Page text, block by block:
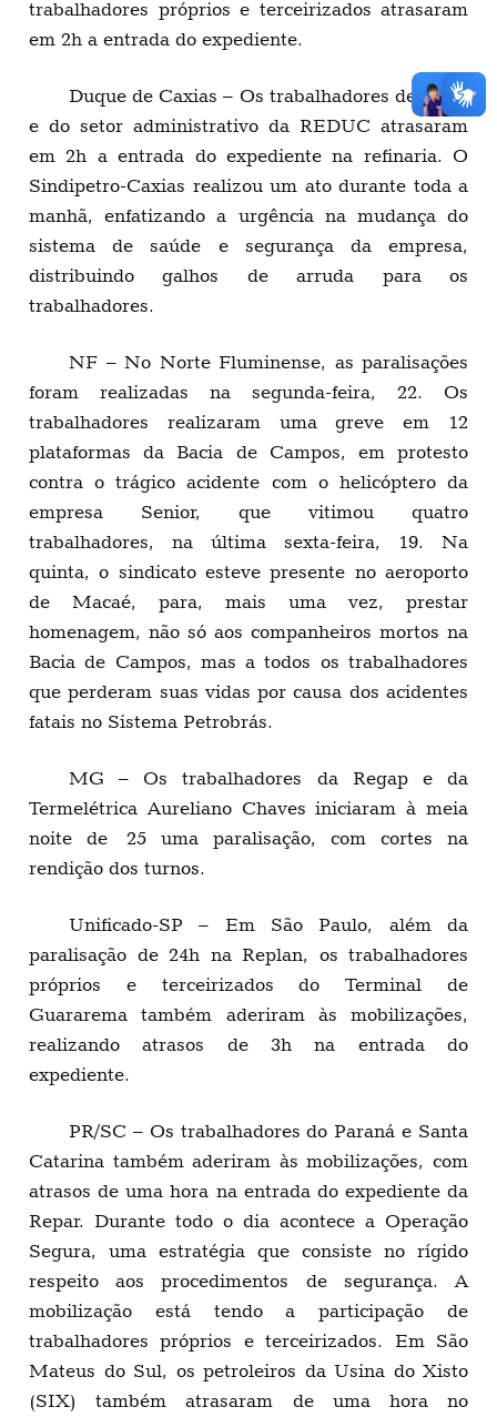
trabalhadores próprios e terceirizados atrasaram
em 2h a entrada do expediente.
Duque de Caxias – Os trabalhadores de turno
e do setor administrativo da REDUC atrasaram
em 2h a entrada do expediente na refinaria. O
Sindipetro-Caxias realizou um ato durante toda a
manhã, enfatizando a urgência na mudança do
sistema de saúde e segurança da empresa,
distribuindo galhos de arruda para os
trabalhadores.
NF – No Norte Fluminense, as paralisações
foram realizadas na segunda-feira, 22. Os
trabalhadores realizaram uma greve em 12
plataformas da Bacia de Campos, em protesto
contra o trágico acidente com o helicóptero da
empresa Senior, que vitimou quatro
trabalhadores, na última sexta-feira, 19. Na
quinta, o sindicato esteve presente no aeroporto
de Macaé, para, mais uma vez, prestar
homenagem, não só aos companheiros mortos na
Bacia de Campos, mas a todos os trabalhadores
que perderam suas vidas por causa dos acidentes
fatais no Sistema Petrobrás.
MG – Os trabalhadores da Regap e da
Termelétrica Aureliano Chaves iniciaram à meia
noite de 25 uma paralisação, com cortes na
rendição dos turnos.
Unificado-SP – Em São Paulo, além da
paralisação de 24h na Replan, os trabalhadores
próprios e terceirizados do Terminal de
Guararema também aderiram às mobilizações,
realizando atrasos de 3h na entrada do
expediente.
PR/SC – Os trabalhadores do Paraná e Santa
Catarina também aderiram às mobilizações, com
atrasos de uma hora na entrada do expediente da
Repar. Durante todo o dia acontece a Operação
Segura, uma estratégia que consiste no rígido
respeito aos procedimentos de segurança. A
mobilização está tendo a participação de
trabalhadores próprios e terceirizados. Em São
Mateus do Sul, os petroleiros da Usina do Xisto
(SIX) também atrasaram de uma hora no